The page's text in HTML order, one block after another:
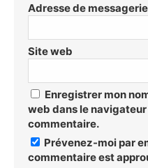
Adresse de messagerie
Site web
Enregistrer mon
web dans le
commentaire.
Prévenez-moi par
commentaire est